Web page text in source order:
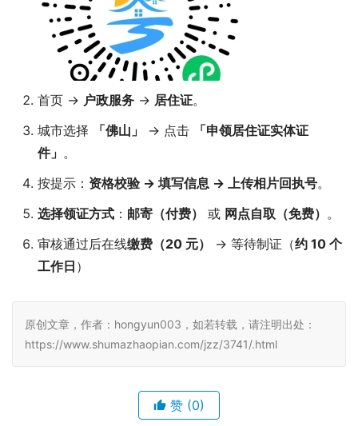
首页 → 户政服务 → 居住证。
城市选择
「佛山」 → 点击
「申领居住证实体证
件」 。
按提示： 资格校验 → 填写信息 → 上传相片回执号。
选择领证方式 ： 邮寄（付费） 或 网点自取（免费） 。
审核通过后在线缴费（20 元） → 等待制证（约 10 个
工作日 ）
原创文章，作者：hongyun003，如若转载，请注明出处：
https://www.shumazhaopian.com/jzz/3741/.html
赞 (0)